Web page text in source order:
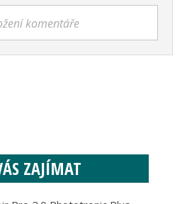
komentáře
ZAJÍMAT